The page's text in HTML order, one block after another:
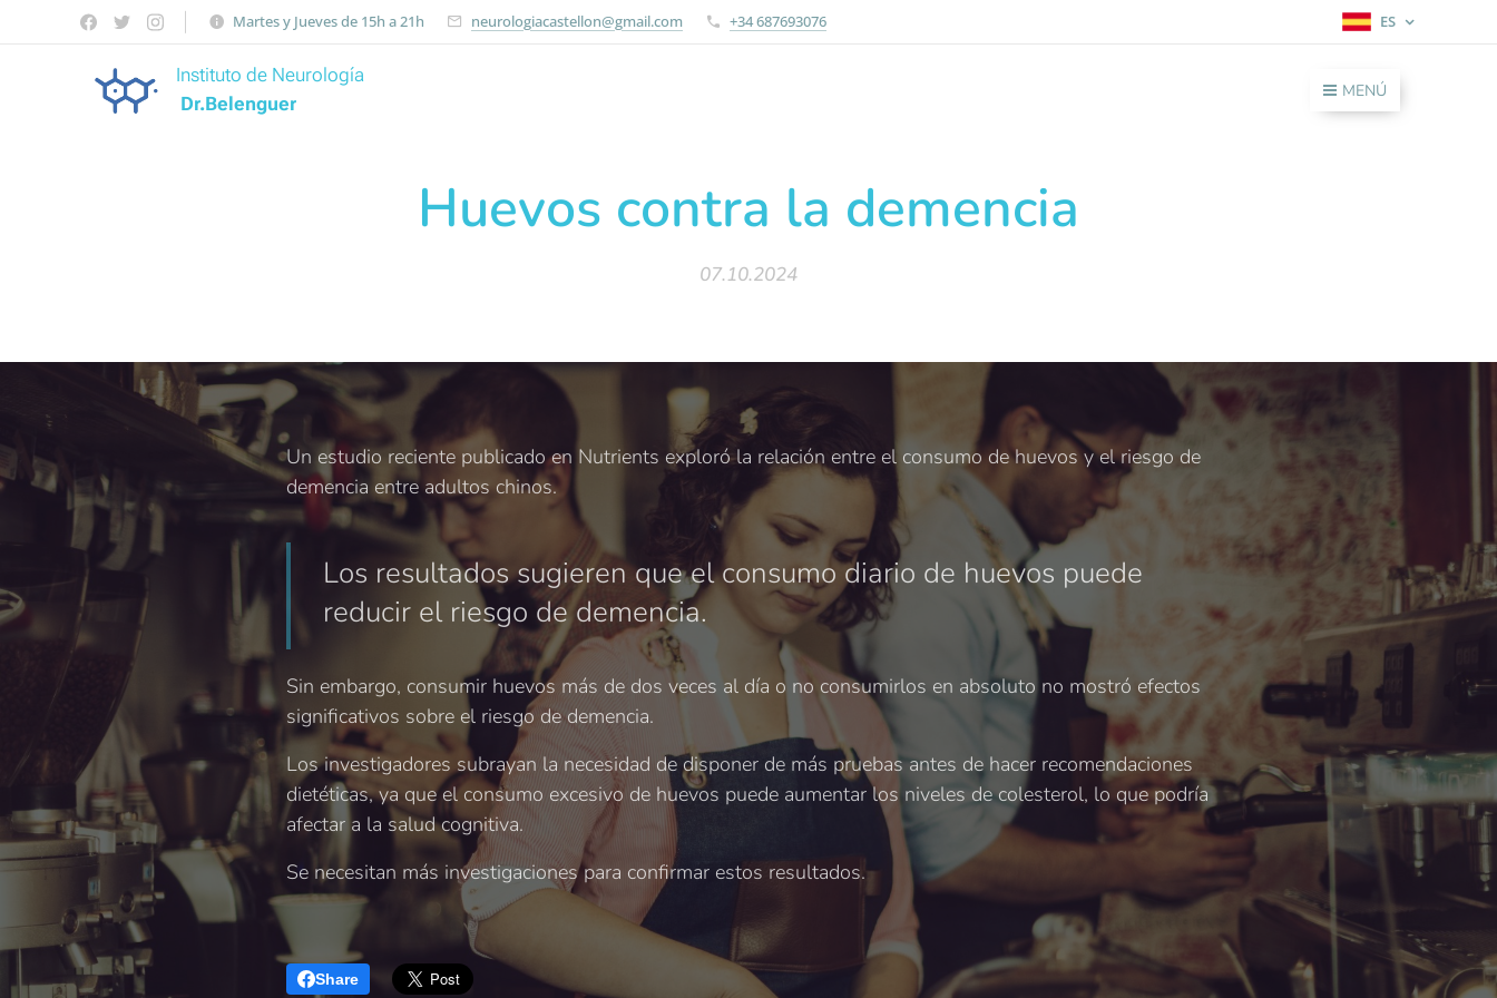
Martes y Jueves de 15h a 21h neurologiacastellon@gmail.com +34 687693076 ES
Instituto de Neurología
Dr.Belenguer
MENÚ
Huevos contra la demencia
07.10.2024
Un estudio reciente publicado en Nutrients exploró la relación entre el consumo de huevos y el riesgo de
demencia entre adultos chinos.
Los resultados sugieren que el consumo diario de huevos puede
reducir el riesgo de demencia.
Sin embargo, consumir huevos más de dos veces al día o no consumirlos en absoluto no mostró efectos
significativos sobre el riesgo de demencia.
Los investigadores subrayan la necesidad de disponer de más pruebas antes de hacer recomendaciones
dietéticas, ya que el consumo excesivo de huevos puede aumentar los niveles de colesterol, lo que podría
afectar a la salud cognitiva.
Se necesitan más investigaciones para confirmar estos resultados.
Share